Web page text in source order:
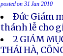
posted on 31 Jan 2010
Ðức Giám
thánh lễ cho
2 GIÁM
THÁI HÀ,